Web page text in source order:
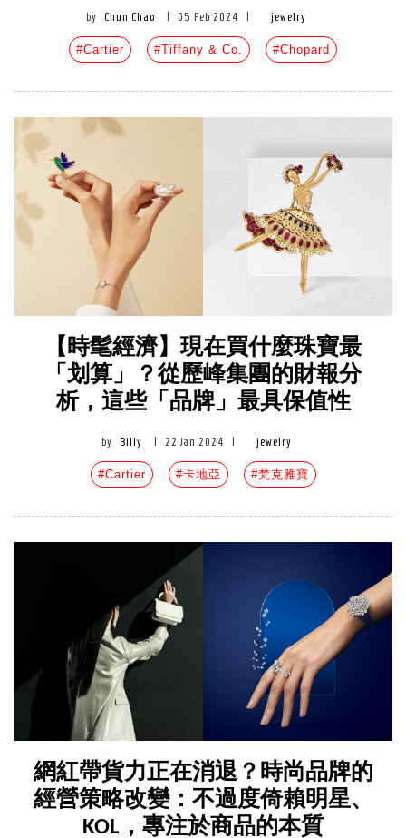
by Chun Chao 05 Feb 2024 jewelry
#Cartier #Tiffany & Co. #Chopard
【時髦經濟】現在買什麼珠寶最
「划算」？從歷峰集團的財報分
析，這些「品牌」最具保值性
by Billy 22 Jan 2024 jewelry
#Cartier #卡地亞 #梵克雅寶
網紅帶貨力正在消退？時尚品牌的
經營策略改變：不過度倚賴明星、
KOL，專注於商品的本質